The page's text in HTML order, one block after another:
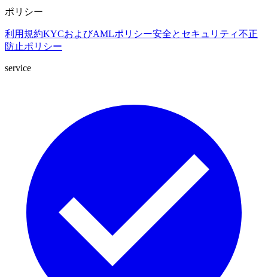
ポリシー
利用規約KYCおよびAMLポリシー安全とセキュリティ不正
防止ポリシー
service